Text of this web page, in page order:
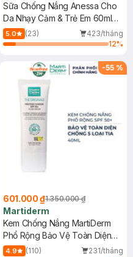
Sữa Chống Nắng Anessa Cho
Da Nhạy Cảm & Trẻ Em 60ml
(Mới)
5.0 (23)
423/tháng
12%
-55 %
601.000 ₫1.350.000 ₫
Martiderm
Kem Chống Nắng MartiDerm
Phổ Rộng Bảo Vệ Toàn Diện
40ml
4.9 (110)
231/tháng